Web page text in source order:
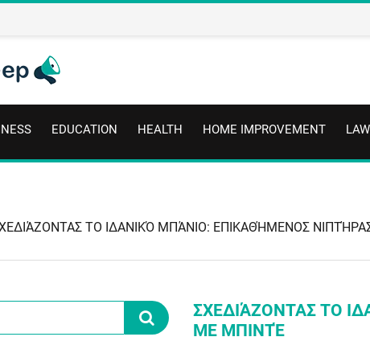
EDUCATION HEALTH HOME IMPROVEMENT LAW
ΤΟ ΙΔΑΝΙΚΌ ΜΠΆΝΙΟ: ΕΠΙΚΑΘΉΜΕΝΟΣ
ΣΧΕΔΙΆΖΟΝΤΑΣ ΤΟ
ΜΕ ΜΠΙΝΤΈ